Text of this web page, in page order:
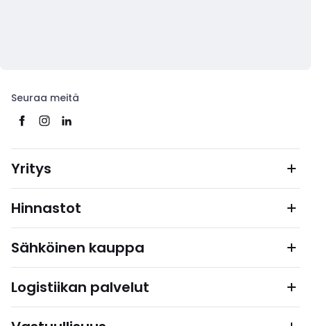
Seuraa meitä
Yritys
Hinnastot
Sähköinen kauppa
Logistiikan palvelut